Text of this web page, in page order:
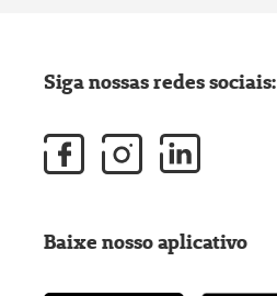
Siga nossas redes sociais:
Baixe nosso aplicativo